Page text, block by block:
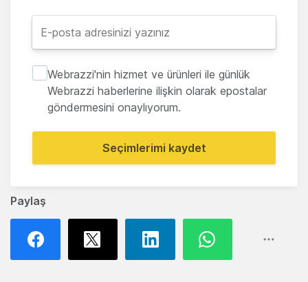
Paylaş
Webrazzi'nin hizmet ve ürünleri ile günlük
Webrazzi haberlerine ilişkin olarak epostalar
göndermesini onaylıyorum.
Seçimlerimi kaydet